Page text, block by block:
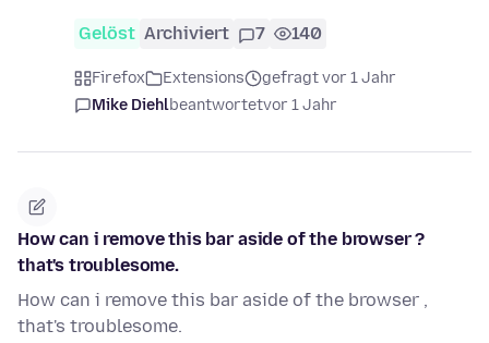
Gelöst Archiviert 7 140
Firefox Extensions
gefragt vor 1 Jahr
Mike Diehlbeantwortetvor 1 Jahr
How can i remove this bar aside of the browser ?
that's troublesome.
How can i remove this bar aside of the browser ,
that's troublesome.